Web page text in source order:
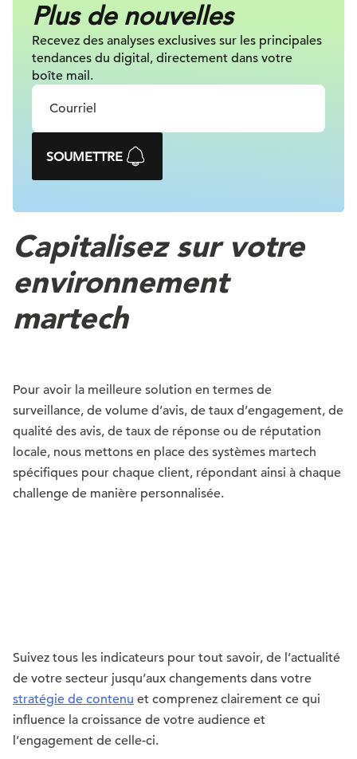
Plus de nouvelles
Recevez des analyses exclusives sur les principales
tendances du digital, directement dans votre
boîte mail.
SOUMETTRE
Capitalisez sur votre
environnement
martech
Pour avoir la meilleure solution en termes de
surveillance, de volume d’avis, de taux d’engagement, de
qualité des avis, de taux de réponse ou de réputation
locale, nous mettons en place des systèmes martech
spécifiques pour chaque client, répondant ainsi à chaque
challenge de manière personnalisée.
Suivez tous les indicateurs pour tout savoir, de l’actualité
de votre secteur jusqu’aux changements dans votre
stratégie de contenu et comprenez clairement ce qui
influence la croissance de votre audience et
l’engagement de celle-ci.